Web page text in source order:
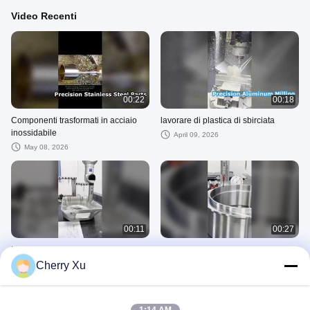
Video Recenti
00:22
Componenti trasformati in acciaio
inossidabile
May 08, 2026
00:18
lavorare di plastica di sbirciata
April 09, 2026
00:11
Macchine per la lavorazione a CNC
a 5 assi
March 24, 2026
00:27
Cherry Xu